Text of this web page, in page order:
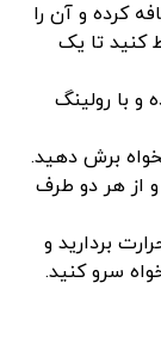
کرده و آن را
کنید تا یک
و با رولینگ
برش دهید.
و از هر دو طرف
بردارید و
سرو کنید.